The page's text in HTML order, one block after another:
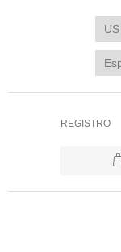
REGISTRO